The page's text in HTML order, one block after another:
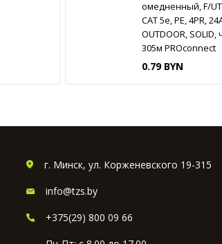
омедненный, F/
CAT 5e, PE, 4PR,
OUTDOOR,
305м PROconnect
0.79 BYN
г. Минск, ул. Корженевского 19-315
info@tzs.by
+375(29) 800 09 66